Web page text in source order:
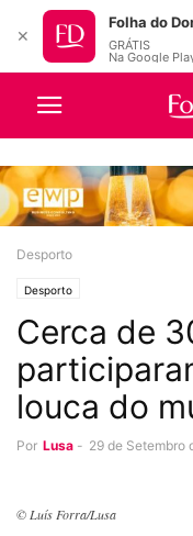
Desporto
Desporto
Cerca de
louca do
Por Lusa - 29 de Setembro
© Luís Forra/Lusa
✕
Folha do
GRÁTIS
Na Google